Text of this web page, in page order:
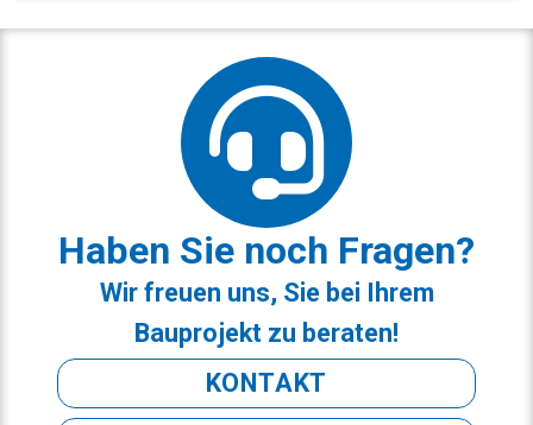
Haben Sie noch Fragen?
Wir freuen uns, Sie bei Ihrem
Bauprojekt zu beraten!
KONTAKT